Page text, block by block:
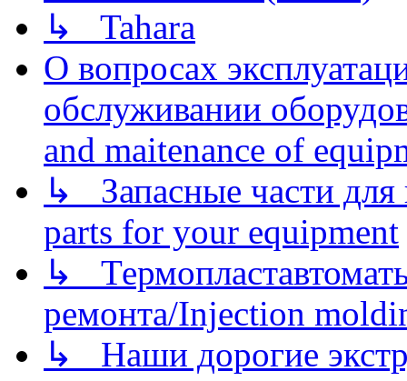
↳ Tahara
О вопросах
обслуживании
and maitenance of
↳ Запасные части для
parts for your equipment
↳
ремонта/Injection
↳ Наши дорогие